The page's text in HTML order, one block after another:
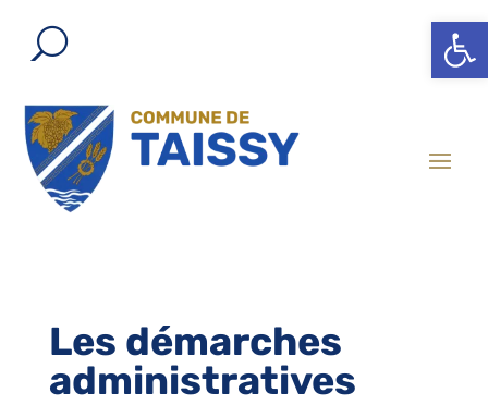
Ouvrir
Les démarches
administratives